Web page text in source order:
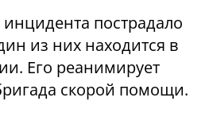
инцидента пострадало
из них находится в
Его реанимирует
скорой помощи.